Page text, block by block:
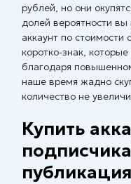
рублей, но они
долей вероятности
аккаунт по
коротко-знак,
благодаря
наше время жадно
количество не
Купить